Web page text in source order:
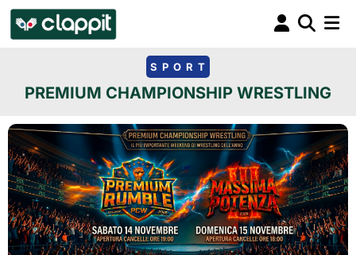
SPORT
PREMIUM CHAMPIONSHIP WRESTLING